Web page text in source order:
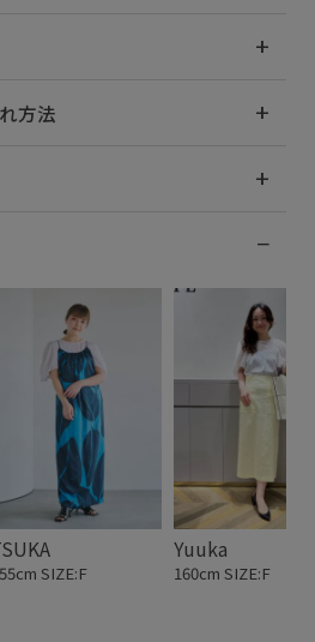
方法
SIZE:F
Yuuka
160cm SIZE:F